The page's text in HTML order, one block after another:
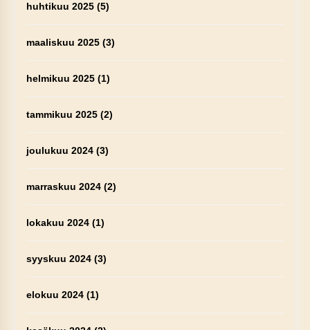
huhtikuu 2025(5)
maaliskuu 2025(3)
helmikuu 2025(1)
tammikuu 2025(2)
joulukuu 2024(3)
marraskuu 2024(2)
lokakuu 2024(1)
syyskuu 2024(3)
elokuu 2024(1)